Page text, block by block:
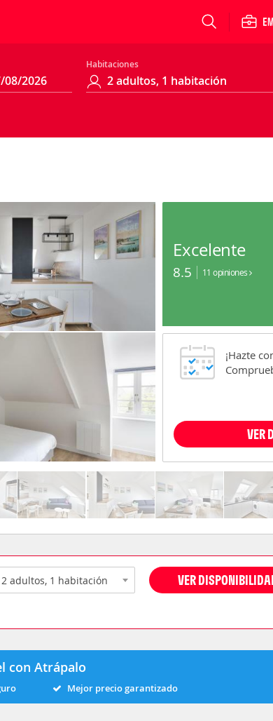
Habitaciones
Excelente
8.5 11 opiniones
¡Hazte
VER
VER
con Atrápalo
Mejor precio garantizado